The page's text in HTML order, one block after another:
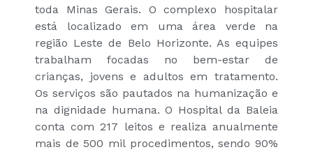
toda Minas Gerais. O complexo hospitalar
está localizado em uma área verde na
região Leste de Belo Horizonte. As equipes
trabalham focadas no bem-estar de
crianças, jovens e adultos em tratamento.
Os serviços são pautados na humanização e
na dignidade humana. O Hospital da Baleia
conta com 217 leitos e realiza anualmente
mais de 500 mil procedimentos, sendo 90%